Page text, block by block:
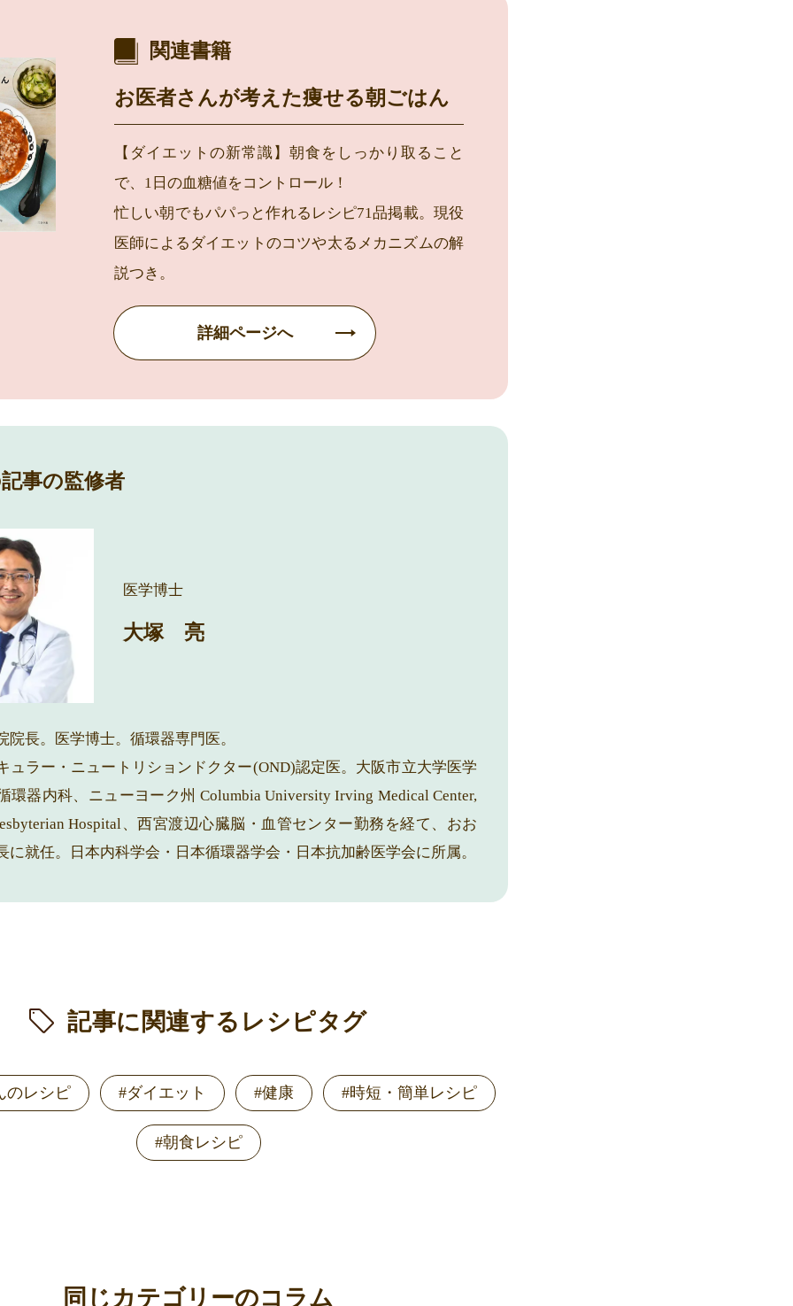
関連書籍
お医者さんが考えた痩せる朝ごはん
【ダイエットの新常識】朝食をしっかり取ること
で、1日の血糖値をコントロール！
忙しい朝でもパパっと作れるレシピ71品掲載。現役
医師によるダイエットのコツや太るメカニズムの解
説つき。
詳細ページへ
事の監修者
医学博士
大塚 亮
院長。医学博士。循環器専門医。
ュラー・ニュートリションドクター(OND)認定医。大阪市立大学医学
環器内科、ニューヨーク州 Columbia University Irving Medical Center,
Hospital、西宮渡辺心臓脳・血管センター勤務を経て、おお
に就任。日本内科学会・日本循環器学会・日本抗加齢医学会に所属。
記事に関連するレシピタグ
のレシピ #ダイエット #健康 #時短・簡単レシピ
#朝食レシピ
同じカテゴリーのコラム